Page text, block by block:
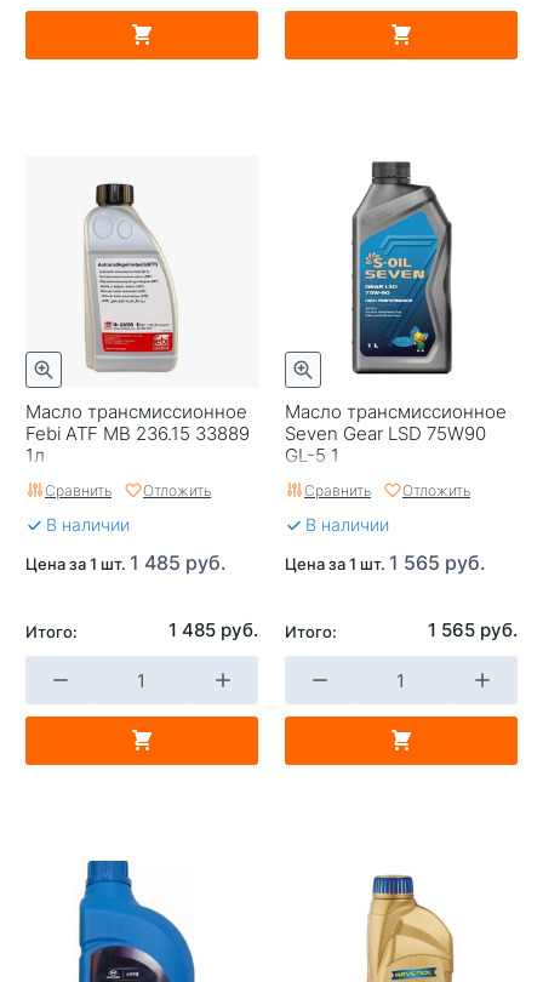
Масло трансмиссионное
Febi ATF MB 236.15 33889
1л
Сравнить Отложить
В наличии
Цена за 1 шт. 1 485 руб.
Итого: 1 485 руб.
Масло трансмиссионное
Seven Gear LSD 75W90
GL-5 1
Сравнить Отложить
В наличии
Цена за 1 шт. 1 565 руб.
Итого: 1 565 руб.